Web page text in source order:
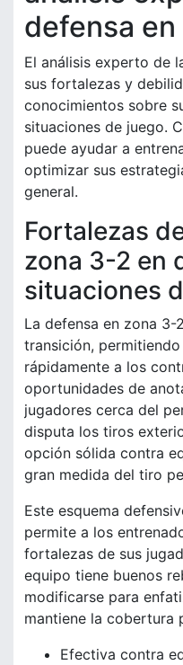
defensa
El análisis experto de
sus fortalezas y
conocimientos sobre
situaciones de juego.
puede ayudar a
optimizar sus
general.
Fortalezas
zona 3-2 en
situaciones
La defensa en zona 3-
transición,
rápidamente a los
oportunidades de
jugadores cerca del
disputa los tiros
opción sólida contra
gran medida del tiro
Este esquema
permite a los
fortalezas de sus
equipo tiene buenos
modificarse para
mantiene la cobertura
Efectiva contra